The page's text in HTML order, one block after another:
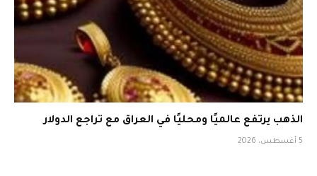
الذهب يرتفع عالميًا ومحليًا في العراق مع تراجع الدولار
5 أغسطس، 2026